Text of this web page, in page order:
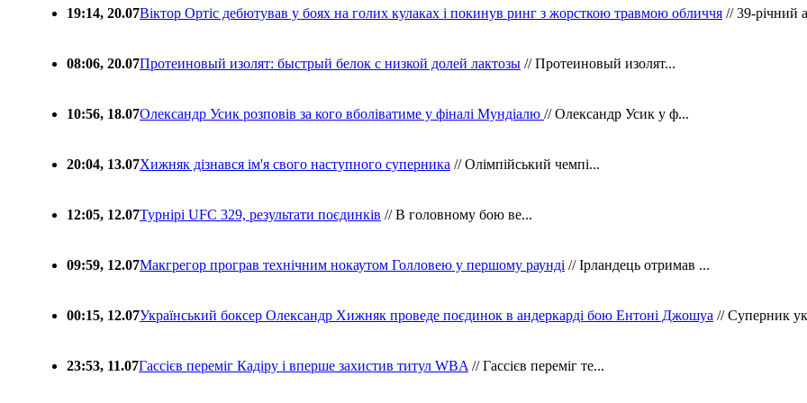
19:14, 20.07Віктор Ортіс дебютував у боях на голих кулаках і покинув ринг з жорсткою травмою обличчя // 39-річний
08:06, 20.07Протеиновый изолят: быстрый белок с низкой долей лактозы // Протеиновый изолят...
10:56, 18.07Олександр Усик розповів за кого вболіватиме у фіналі Мундіалю // Олександр Усик у ф...
20:04, 13.07Хижняк дізнався ім'я свого наступного суперника // Олімпійський чемпі...
12:05, 12.07Турнірі UFC 329, результати поєдинків // В головному бою ве...
09:59, 12.07Макгрегор програв технічним нокаутом Голловею у першому раунді // Ірландець отримав ...
00:15, 12.07Український боксер Олександр Хижняк проведе поєдинок в андеркарді бою Ентоні Джошуа // Суперник
23:53, 11.07Гассієв переміг Кадіру і вперше захистив титул WBA // Гассієв переміг те...